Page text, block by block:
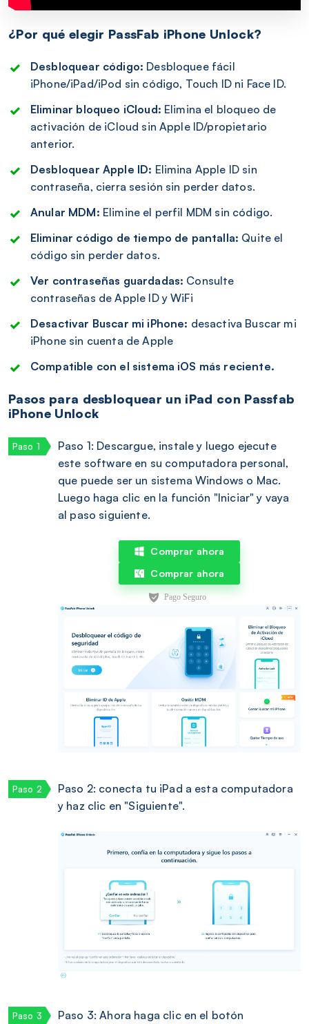
¿Por qué elegir PassFab iPhone Unlock?
Desbloquear código: Desbloquee fácil
iPhone/iPad/iPod sin código, Touch ID ni Face ID.
Eliminar bloqueo iCloud: Elimina el bloqueo de
activación de iCloud sin Apple ID/propietario
anterior.
Desbloquear Apple ID: Elimina Apple ID sin
contraseña, cierra sesión sin perder datos.
Anular MDM: Elimine el perfil MDM sin código.
Eliminar código de tiempo de pantalla: Quite el
código sin perder datos.
Ver contraseñas guardadas: Consulte
contraseñas de Apple ID y WiFi
Desactivar Buscar mi iPhone: desactiva Buscar mi
iPhone sin cuenta de Apple
Compatible con el sistema iOS más reciente.
Pasos para desbloquear un iPad con Passfab
iPhone Unlock
Paso 1: Descargue, instale y luego ejecute
este software en su computadora personal,
que puede ser un sistema Windows o Mac.
Luego haga clic en la función "Iniciar" y vaya
al paso siguiente.
Comprar ahora
Comprar ahora
Paso 2: conecta tu iPad a esta computadora
y haz clic en "Siguiente".
Paso 3: Ahora haga clic en el botón